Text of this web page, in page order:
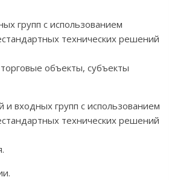
групп с использованием
технических решений
объекты, субъекты
входных групп с использованием
технических решений